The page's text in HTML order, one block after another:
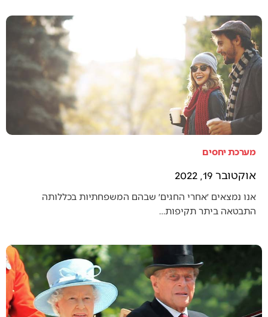
מערכת יחסים
אוקטובר 19, 2022
אנו נמצאים ׳אחרי החגים׳ שבהם המשפחתיות בכללותה
התבטאה ביתר תקיפות…